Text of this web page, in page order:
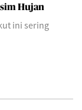
Hujan
ini sering